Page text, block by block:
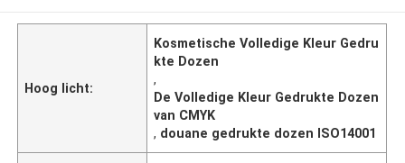
Hoog licht:
Kosmetische Volledige Kleur Gedru
kte Dozen
,
De Volledige Kleur Gedrukte Dozen
van CMYK
, douane gedrukte dozen ISO14001